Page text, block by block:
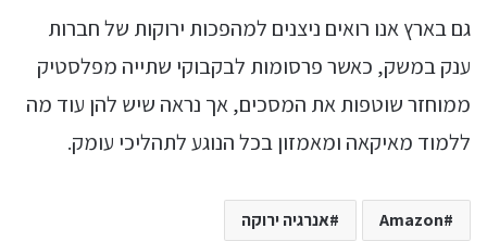
גם בארץ אנו רואים ניצנים למהפכות ירוקות של חברות
ענק במשק, כאשר פרסומות לבקבוקי שתייה מפלסטיק
ממוחזר שוטפות את המסכים, אך נראה שיש להן עוד מה
ללמוד מאיקאה ומאמזון בכל הנוגע לתהליכי עומק.
Amazon אנרגיה ירוקה